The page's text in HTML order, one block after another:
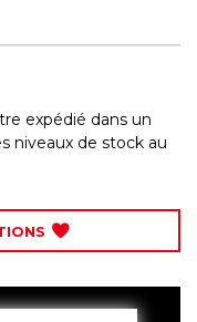
expédié dans un
niveaux de stock au